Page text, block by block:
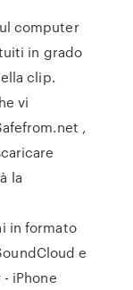
computer
in grado
clip.
vi
,
la
in formato
e
iPhone